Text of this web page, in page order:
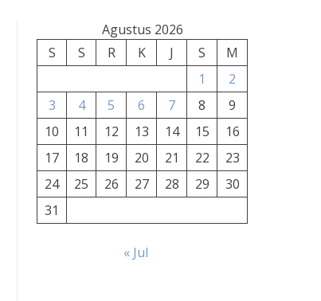
Agustus 2026
S
S R K J S
M
1
2
3
4 5 6 7 8
9
10
11 12 13 14 15
16
17
18 19 20 21 22
23
24
25 26 27 28 29
30
31
« Jul